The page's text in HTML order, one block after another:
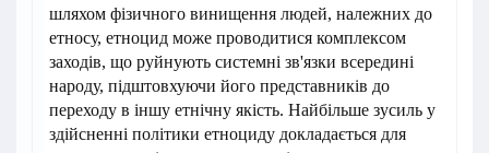
шляхом фізичного винищення людей, належних до
етносу, етноцид може проводитися комплексом
заходів, що руйнують системні зв'язки всередині
народу, підштовхуючи його представників до
переходу в іншу етнічну якість. Найбільше зусиль у
здійсненні політики етноциду докладається для